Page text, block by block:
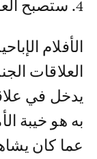
4. ستصبح العلاقة الجنسية واقعية مجدداً
الأفلام
العلاقات
يدخل في
به هو خيبة
عما كان